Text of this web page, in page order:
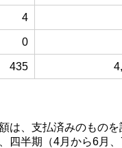
4
0
435
は、支払済みのものを
四半期（4月から6月